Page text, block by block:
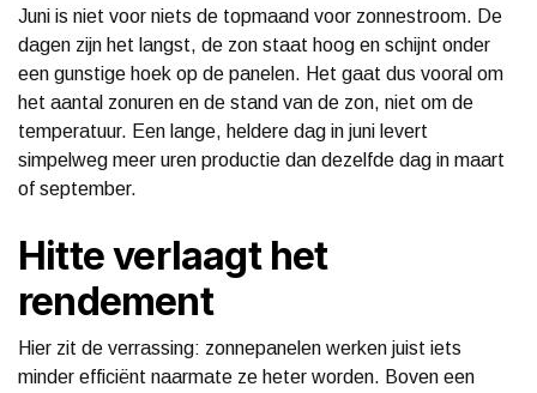
Juni is niet voor niets de topmaand voor zonnestroom. De
dagen zijn het langst, de zon staat hoog en schijnt onder
een gunstige hoek op de panelen. Het gaat dus vooral om
het aantal zonuren en de stand van de zon, niet om de
temperatuur. Een lange, heldere dag in juni levert
simpelweg meer uren productie dan dezelfde dag in maart
of september.
Hitte verlaagt het
rendement
Hier zit de verrassing: zonnepanelen werken juist iets
minder efficiënt naarmate ze heter worden. Boven een